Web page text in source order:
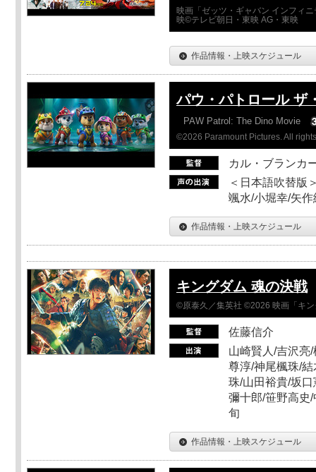
映画「ゼッツ・ギャバン インフィ
映©テレビ朝日・東映 AG・東映
作品情報・上映スケジュール
パウ・パトロール ザ
PAW Patrol: The Dino Movie
©2026 Paramount Pictures. All
カル・ブランカ
＜日本語吹替版
颯水/小堀幸/矢作
作品情報・上映スケジュール
キングダム 魂の決戦
©原泰久／集英社 ©2026 映画「キ
佐藤信介
山崎賢人/吉沢亮
尊淳/神尾楓珠/
珠/山田裕貴/坂
彌十郎/笹野高史
旬
作品情報・上映スケジュール